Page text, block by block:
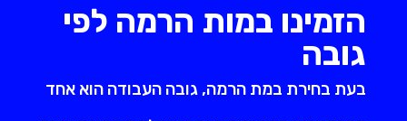
הזמינו במות הרמה לפי
גובה
בעת בחירת במת הרמה, גובה העבודה הוא אחד